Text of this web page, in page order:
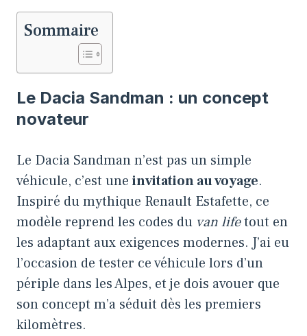
Sommaire
Le Dacia Sandman : un concept
novateur
Le Dacia Sandman n’est pas un simple
véhicule, c’est une invitation au voyage.
Inspiré du mythique Renault Estafette, ce
modèle reprend les codes du van lifetout en
les adaptant aux exigences modernes. J’ai eu
l’occasion de tester ce véhicule lors d’un
périple dans les Alpes, et je dois avouer que
son concept m’a séduit dès les premiers
kilomètres.